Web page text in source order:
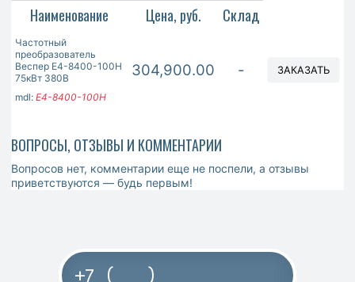
Наименование Цена, руб. Склад
Частотный
преобразователь
Веспер E4-8400-100H
75кВт 380В
mdl: E4-8400-100H
304,900.00 - ЗАКАЗАТЬ
ВОПРОСЫ, ОТЗЫВЫ И КОММЕНТАРИИ
Вопросов нет, комментарии еще не поспели, а отзывы
приветствуются — будь первым!